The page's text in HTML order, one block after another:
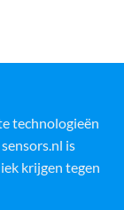
technologieën
is
krijgen tegen